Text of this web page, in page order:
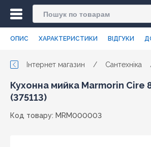
ОПИС ХАРАКТЕРИСТИКИ ВІДГУКИ
Інтернет магазин / Сантехніка
Кухонна мийка Marmorin Cire
(375113)
Код товару: MRM000003